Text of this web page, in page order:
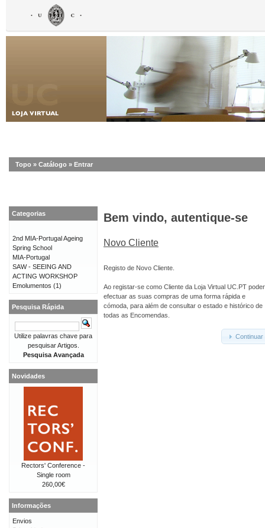
Topo » Catálogo » Entrar
Bem vindo, autentique-se
Novo Cliente
Registo de Novo Cliente.
Ao registar-se como Cliente da Loja Virtual UC.PT
efectuar as suas compras de uma forma rápida e
cómoda, para além de consultar o estado e histórico de
todas as Encomendas.
Continuar
Categorias
2nd MIA-Portugal Ageing
Spring School
MIA-Portugal
SAW - SEEING AND
ACTING WORKSHOP
Emolumentos (1)
Pesquisa Rápida
Utilize palavras chave para
pesquisar Artigos.
Pesquisa Avançada
Novidades
Rectors' Conference -
Single room
260,00€
Informações
Envios